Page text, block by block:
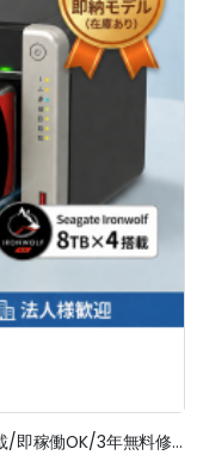
T-462A-4G-IR32T/ドライブ8TB X 4枚搭載/即稼働OK/3年無料修理保証